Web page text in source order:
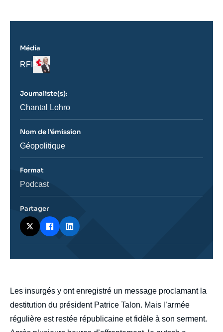
body
Les insurgés y ont enregistré un message proclamant la
destitution du président Patrice Talon. Mais l’armée
régulière est restée républicaine et fidèle à son serment.
Média
Nom
journal,
ou
émission
RFI
Logo
Journaliste(s):
Journaliste
Chantal Lohro
Nom de l'émission
Nom
Géopolitique
Format
Catégorie
Podcast
Partager